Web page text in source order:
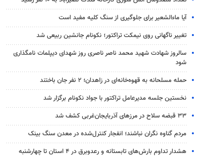
آیا ماءالشعیر برای جلوگیری از سنگ کلیه مفید است
تغییر ناگهانی روی نیمکت تراکتور؛ نکونام جانشین ربیعی شد
سالروز شهادت شهید محمد ناصر ناصری روز شهدای دیپلمات نامگذاری
شود
حمله مسلحانه به قهوه‌خانه‌ای در زاهدان؛ ۲ نفر جان باختند
نخستین جلسه مدیرعامل تراکتور با جواد نکونام برگزار شد
۳۳ قبضه سلاح در مرزهای آذربایجان‌غربی کشف شد
مردم گناوه نگران نباشند؛ انفجار کنترل‌شده در معدن سنگ بینک
هشدار تداوم بارش‌های تابستانه و رعدوبرق در ۴ استان تا چهارشنبه